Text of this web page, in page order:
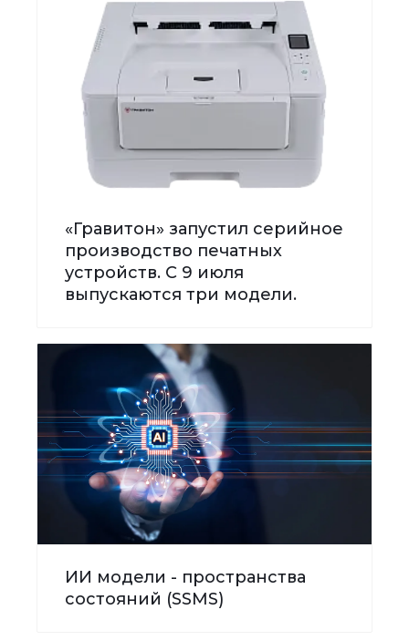
«Гравитон» запустил серийное
производство печатных
устройств. С 9 июля
выпускаются три модели.
ИИ модели - пространства
состояний (SSMS)